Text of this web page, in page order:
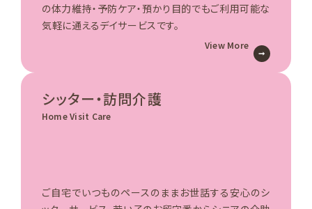
の体力維持・予防ケア・預かり目的でもご利用可能な
気軽に通えるデイサービスです。
View More
シッター・訪問介護
Home Visit Care
ご自宅でいつものペースのままお世話する安心のシ